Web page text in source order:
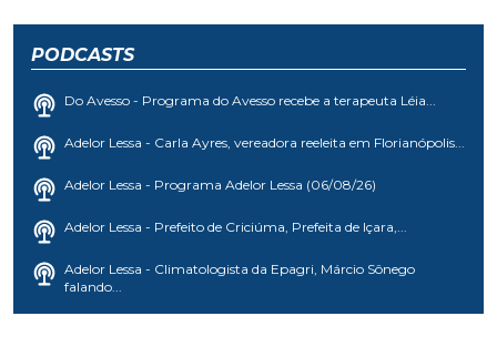
PODCASTS
Do Avesso - Programa do Avesso recebe a terapeuta Léia...
Adelor Lessa - Carla Ayres, vereadora reeleita em Florianópolis...
Adelor Lessa - Programa Adelor Lessa (06/08/26)
Adelor Lessa - Prefeito de Criciúma, Prefeita de Içara,...
Adelor Lessa - Climatologista da Epagri, Márcio Sônego
falando...